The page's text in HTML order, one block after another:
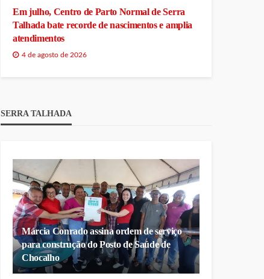
Em julho, Centro de Parto Normal de Serra
Talhada bate recorde de nascimentos e amplia
atendimentos
4 de agosto de 2026
SERRA TALHADA
Márcia Conrado assina ordem de serviço
para construção do Posto de Saúde de
Chocalho